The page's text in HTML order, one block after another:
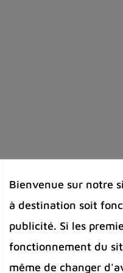
Bienvenue sur notre
à destination soit
publicité. Si les
fonctionnement du
même de changer